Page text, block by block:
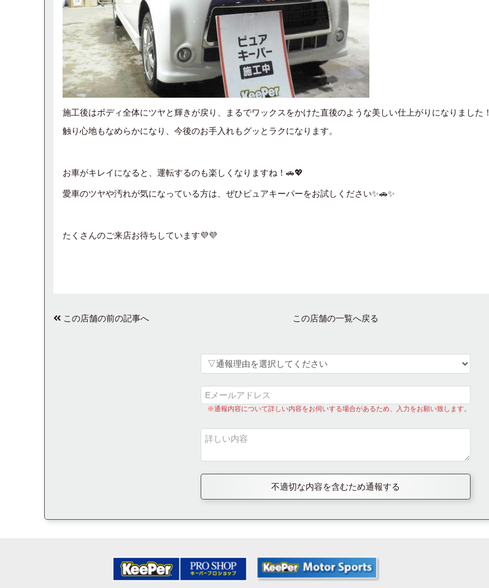
施工後はボディ全体にツヤと輝きが戻り、まるでワックスをかけた直後のような美しい仕上がりになりました！
触り心地もなめらかになり、今後のお手入れもグッとラクになります。
お車がキレイになると、運転するのも楽しくなりますね！🚗💖
愛車のツヤや汚れが気になっている方は、ぜひピュアキーパーをお試しください✨🚗✨
たくさんのご来店お待ちしています💜💜
この店舗の前の記事へ この店舗の一覧へ戻る
※通報内容について詳しい内容をお伺いする場合があるため、入力をお願い致します。
不適切な内容を含むため通報する